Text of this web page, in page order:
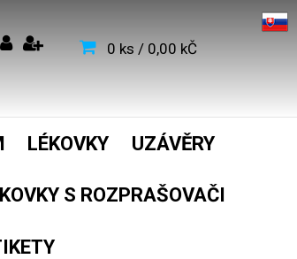
0 ks / 0,00 kČ
LÉKOVKY UZÁVĚRY
S ROZPRAŠOVAČI